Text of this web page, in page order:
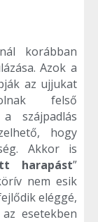
korábban
Azok a
az ujjukat
felső
szájpadlás
hogy
Akkor is
harapást”
nem esik
eléggé,
esetekben